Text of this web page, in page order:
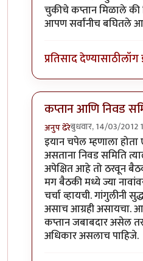
चुकीचे कप्तान मिळाले
आपण सर्वांनीच बघितले
प्रतिसाद देण्यासाठीलॉग
कप्तान आणि निवड
अनुप ढेरेबुधवार, 14/03/2012
In reply to
इयान चपेल म्हणाला
असताना निवड समिति
अपेक्षित आहे तो ठरवून
मग बैठकी मध्ये ज्या
चर्चा व्हायची. गांगुलीनी
असाच आग्रही असायचा.
कप्तान जबाबदार असेल
अधिकार असलाच पाहिजे.